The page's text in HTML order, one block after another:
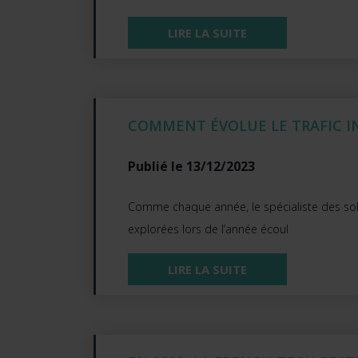
LIRE LA SUITE
COMMENT ÉVOLUE LE TRAFIC
Publié le 13/12/2023
Comme chaque année, le spécialiste des
explorées lors de l’année écoul
LIRE LA SUITE